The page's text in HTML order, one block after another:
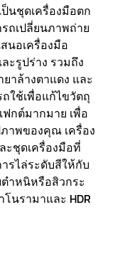
ป็นชุดเครื่องมือตก
ถเปลี่ยนภาพถ่าย
นอเครื่องมือ
ะรูปร่าง รวมถึง
าล้างตาแดง และ
ใช้เพื่อแก้ไขวัตถุ
กต์มากมาย เพื่อ
าพของคุณ เครื่อง
ชุดเครื่องมือที่
รไล่ระดับสีให้กับ
ำหนิหรือสิวกระ
นรามาและ HDR